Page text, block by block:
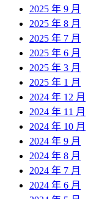
2025 年 9 月
2025 年 8 月
2025 年 7 月
2025 年 6 月
2025 年 3 月
2025 年 1 月
2024 年 12 月
2024 年 11 月
2024 年 10 月
2024 年 9 月
2024 年 8 月
2024 年 7 月
2024 年 6 月